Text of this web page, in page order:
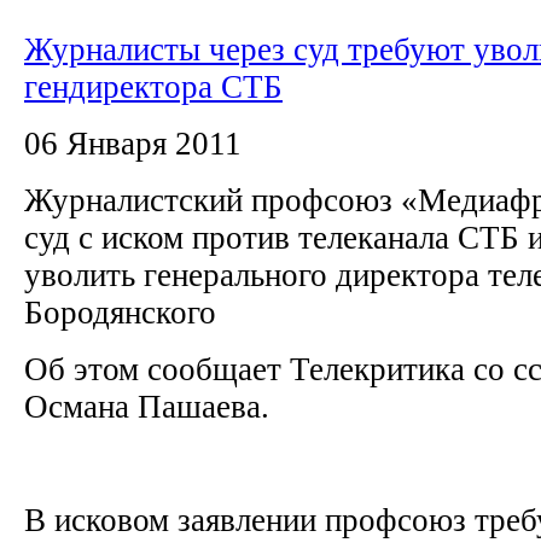
Журналисты через суд требуют
гендиректора СТБ
06 Января 2011
Журналистский профсоюз
суд с иском против телеканала СТБ
уволить генерального директора
Бородянского
Об этом сообщает Телекритика со
Османа Пашаева.
В исковом заявлении профсоюз